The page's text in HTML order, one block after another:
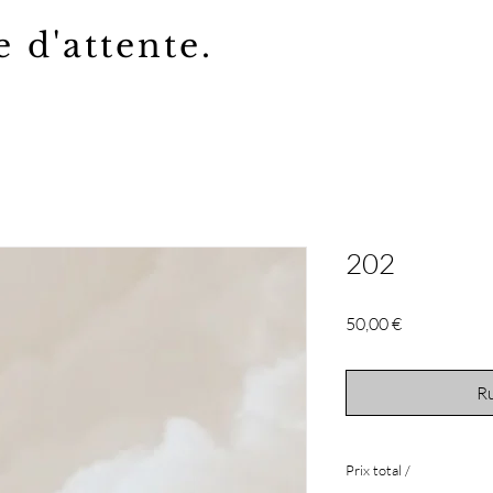
d'attente.
202
50,00 €Prix
Prix total /